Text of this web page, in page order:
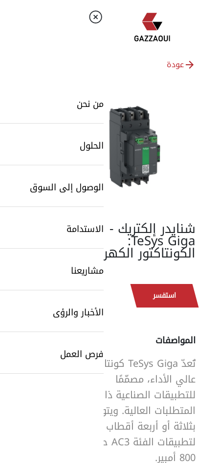
من نحن
الحلول
الوصول إلى السوق
الاستدامة
مشاريعنا
الأخبار والرؤى
فرص العمل
SearchButtonText
عودة
شنايدر إلكتريك -
TeSys Giga:
الكونتاكتور الكهربائي
استفسر
المواصفات
تُعدّ TeSys Giga كونتاكتورًا
عالي الأداء، مصمَّمًا
للتطبيقات الصناعية ذات
المتطلبات العالية. ويتوفر
بثلاثة أو أربعة أقطاب
لتطبيقات الفئة AC3 حتى
800 أمبير.